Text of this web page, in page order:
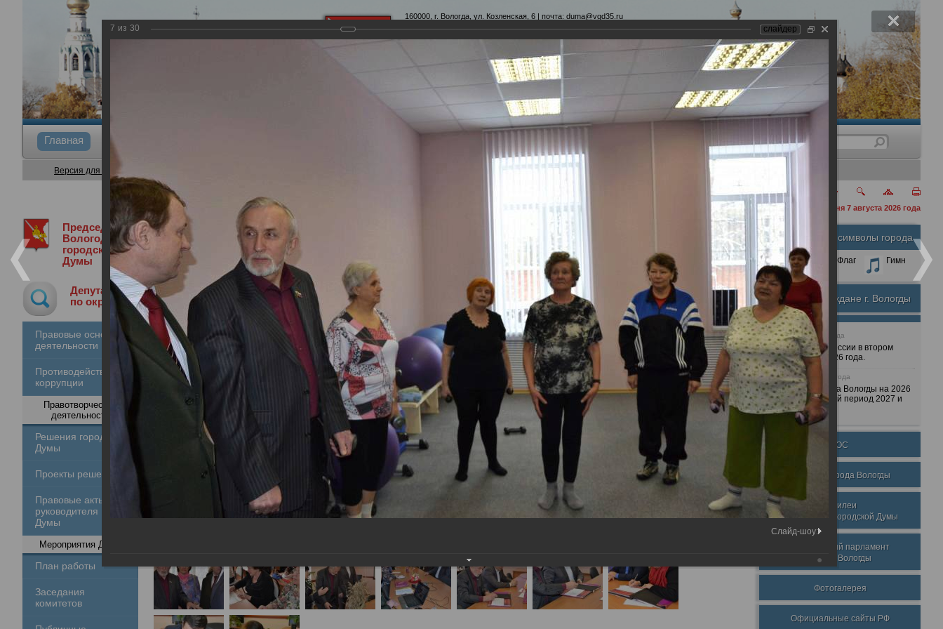
160000, г. Вологда, ул. Козленская, 6 | почта: duma@vgd35.ru
www.duma-vologda.ru
Главная Общие сведения Депутатские объединения
Версия для слабовидящих
сегодня 7 августа 2026 года
Председатель
Вологодской
городской
Думы
Депутат
по округу
Правовые основы
деятельности
Противодействие
коррупции
Правотворческая
деятельность
Решения городской
Думы
Проекты решений
Правовые акты
руководителя
Думы
Мероприятия Думы
План работы
Заседания
комитетов
Медиа библиотека Фотогалерея
А А
Выезд депутатов в центр Забота
21.03.2012
Официальные символы города
Герб Флаг Гимн
Почетные граждане г. Вологды
25 июня 2026 года
Очередные сессии в втором
полугодии 2026 года.
7 декабря 2025 года
Бюджет города Вологды на 2026
год и плановый период 2027 и
2028 годов.
ТОС
Награды города Вологды
Юбилеи
Вологодской городской Думы
Молодежный парламент
города Вологды
Фотогалерея
Официальные сайты РФ
7 из 30 слайдер
Слайд-шоу: